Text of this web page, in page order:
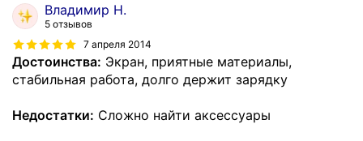
Владимир Н.
5 отзывов
7 апреля 2014
Достоинства: Экран, приятные материалы,
стабильная работа, долго держит зарядку
Недостатки: Сложно найти аксессуары